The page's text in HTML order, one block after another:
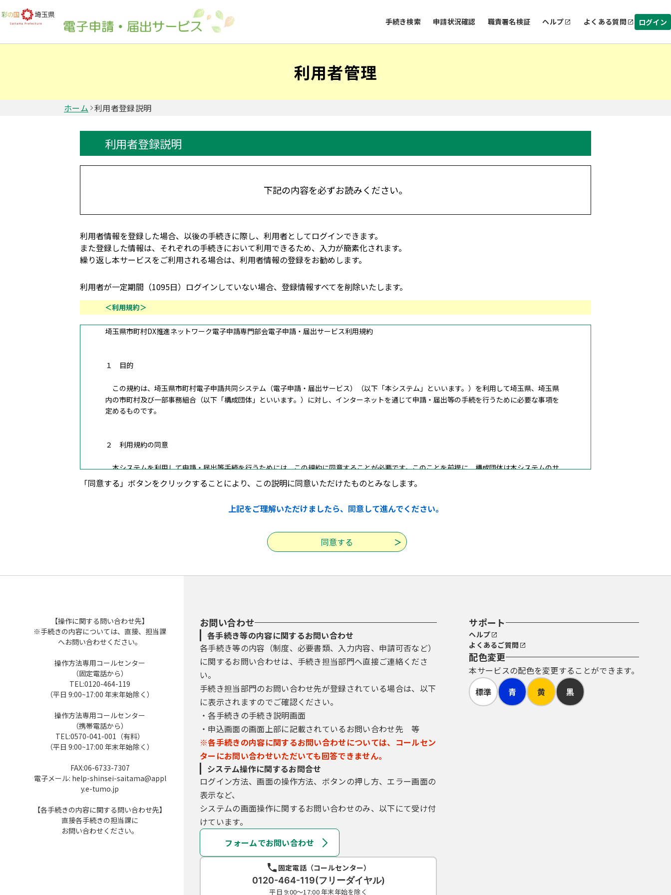
手続き検索 申請状況確認 職責署名検証 ヘルプ よくある質問 ログイン
利用者管理
ホーム 利用者登録説明
利用者登録説明
下記の内容を必ずお読みください。
利用者情報を登録した場合、以後の手続きに際し、利用者としてログインできます。
また登録した情報は、それぞれの手続きにおいて利用できるため、入力が簡素化されます。
繰り返し本サービスをご利用される場合は、利用者情報の登録をお勧めします。
利用者が一定期間（1095日）ログインしていない場合、登録情報すべてを削除いたします。
＜利用規約＞
埼玉県市町村DX推進ネットワーク電子申請専門部会電子申請・届出サービス利用規約
１ 目的
この規約は、埼玉県市町村電子申請共同システム（電子申請・届出サービス）（以下「本システム」といいます。）を利用して埼玉県、埼玉県
内の市町村及び一部事務組合（以下「構成団体」といいます。）に対し、インターネットを通じて申請・届出等の手続を行うために必要な事項を
定めるものです。
２ 利用規約の同意
本システムを利用して申請・届出等手続を行うためには、この規約に同意することが必要です。このことを前提に、構成団体は本システムのサ
ービスを提供します。本システムを利用した方は、この規約に同意したものとみなします。何らかの理由によりこの規約に同意することができない
場合は、本システムを利用することができません。なお、閲覧のみについても、この規約に同意したものとみなします。
本システムを利用して申請・届出等手続を行う場合は、利用者たる本人が利用方法に従い利用者登録を行うことができるものとします。
（５）利用者は、登録した利用者情報を使用しなくなった場合に削除をすることができます。
４ 利用者ＩＤ・パスワード等の管理
利用者は、次の事項をご確認ください。
（１）利用者ＩＤ、パスワード、整理番号及びパスワード（申請データ用）は、他者に知られないように管理してください。
（２）他者からのパスワード等の照会には応じないでください。
（３）安全性をより高めるため、パスワードは、定期的に変更してください。
（４）利用者ＩＤ、パスワードは、再発行しません。なお、利用者ＩＤ、パスワードを紛失し、盗難に遭い、又は不正使用されたことが分かった
ときは、速やかに問い合わせ先に連絡し、その指示に従ってください。
（５）利用者ＩＤ及びパスワードについては、特に有効期限は設けないものとしますが、利用者ＩＤ及びパスワードの利用が３年間行われない場
合は、構成団体の職権において抹消することができるものとします。
（６）構成団体は、利用者ＩＤ及びパスワード、整理番号及びパスワード（申請データ用）を使用して行われた手続については、本人がこれを行っ
たものとみなします。
５ 電子証明書の取得・管理
（１）利用者が、システムを利用して申請･届出等の手続を行う場合、電子的な署名（以下「電子署名」という。）を必要とするものがあります。
電子署名が必要な手続については、自ら電子証明書を取得して、申請･届出等のデータに署名を付けて申請するものとします。
（２）（１）の電子署名を利用する場合、利用環境の準備、電子証明書のインストール及びそれらの利用に関しては、利用者の責任と費用におい
（３）利用者は、自らの責任において電子証明書を厳重に管理するものとし、漏えいの可能性がある場合は、電子証明書を発行した認証局(公的個
「同意する」ボタンをクリックすることにより、この説明に同意いただけたものとみなします。
上記をご理解いただけましたら、同意して進んでください。
【操作に関する問い合わせ先】
※手続きの内容については、直接、担当課
へお問い合わせください。
操作方法専用コールセンター
（固定電話から）
TEL:0120-464-119
（平日 9:00~17:00 年末年始除く）
操作方法専用コールセンター
（携帯電話から）
TEL:0570-041-001（有料）
（平日 9:00~17:00 年末年始除く）
FAX:06-6733-7307
電子メール: help-shinsei-saitama@appl
y.e-tumo.jp
【各手続きの内容に関する問い合わせ先】
直接各手続きの担当課に
お問い合わせください。
お問い合わせ
各手続き等の内容に関するお問い合わせ
各手続き等の内容（制度、必要書類、入力内容、申請可否など）
に関するお問い合わせは、手続き担当部門へ直接ご連絡くださ
い。
手続き担当部門のお問い合わせ先が登録されている場合は、以下
に表示されますのでご確認ください。
・各手続きの手続き説明画面
・申込画面の画面上部に記載されているお問い合わせ先 等
※各手続きの内容に関するお問い合わせについては、コールセン
ターにお問い合わせいただいても回答できません。
システム操作に関するお問合せ
ログイン方法、画面の操作方法、ボタンの押し方、エラー画面の
表示など、
システムの画面操作に関するお問い合わせのみ、以下にて受け付
けています。
フォームでお問い合わせ
固定電話（コールセンター）
0120-464-119(フリーダイヤル)
平日 9:00～17:00 年末年始を除く
サポート
ヘルプ
よくあるご質問
配色変更
本サービスの配色を変更することができます。
標準
青 黄 黒